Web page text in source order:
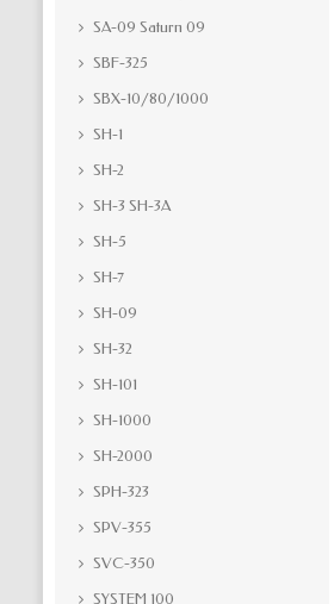
SA-09 Saturn 09
SBF-325
SBX-10/80/1000
SH-1
SH-2
SH-3 SH-3A
SH-5
SH-7
SH-09
SH-32
SH-101
SH-1000
SH-2000
SPH-323
SPV-355
SVC-350
SYSTEM 100